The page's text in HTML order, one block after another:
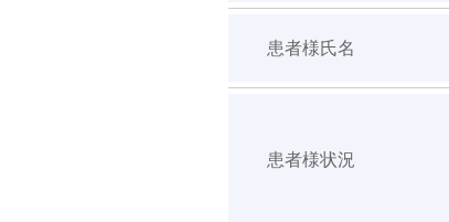
患者様氏名
患者様状況